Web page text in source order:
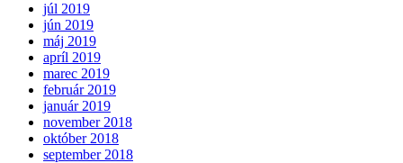
júl 2019
jún 2019
máj 2019
apríl 2019
marec 2019
február 2019
január 2019
november 2018
október 2018
september 2018